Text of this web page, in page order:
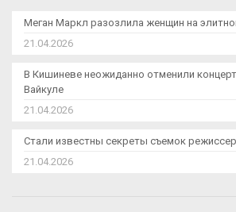
Меган Маркл разозлила женщин на
21.04.2026
В Кишиневе неожиданно отменили
Вайкуле
21.04.2026
Стали известны секреты съемок
21.04.2026